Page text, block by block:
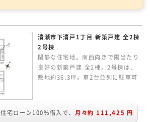
清瀬市下清戸1丁目 新築戸建 全2棟
2号棟
閑静な住宅地。南西向きで陽当たり
良好の新築戸建 全2棟。2号棟は、
敷地約36.3坪。車2台並列に駐車可
りを感じられるリビングイン階段の
間取り。LDKは広々19.5帖あり、キ
住宅ローン100%借入で、 月々約 111,425 円